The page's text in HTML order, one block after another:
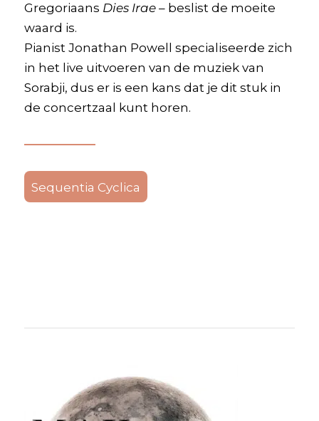
Gregoriaans Dies Irae– beslist de moeite
waard is.
Pianist Jonathan Powell specialiseerde zich
in het live uitvoeren van de muziek van
Sorabji, dus er is een kans dat je dit stuk in
de concertzaal kunt horen.
Sequentia Cyclica